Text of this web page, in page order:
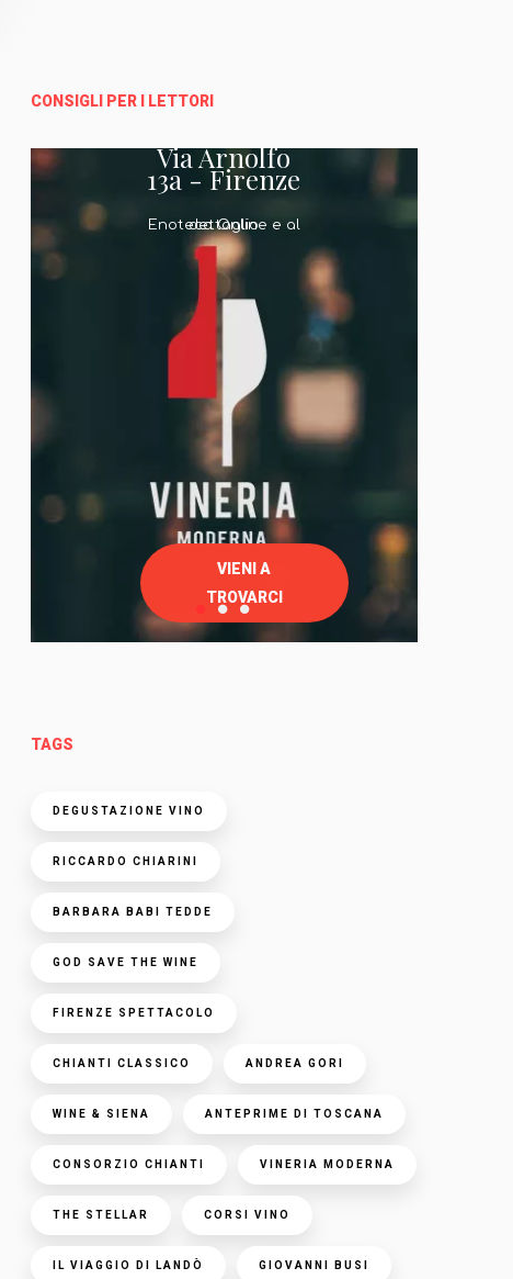
CONSIGLI PER I LETTORI
Via Arnolfo
13a - Firenze
Enoteca Online e al dettaglio
VIENI A
TROVARCI
TAGS
DEGUSTAZIONE VINO
RICCARDO CHIARINI
BARBARA BABI TEDDE
GOD SAVE THE WINE
FIRENZE SPETTACOLO
CHIANTI CLASSICO ANDREA GORI
WINE & SIENA ANTEPRIME DI TOSCANA
CONSORZIO CHIANTI VINERIA MODERNA
THE STELLAR CORSI VINO
IL VIAGGIO DI LANDÒ GIOVANNI BUSI